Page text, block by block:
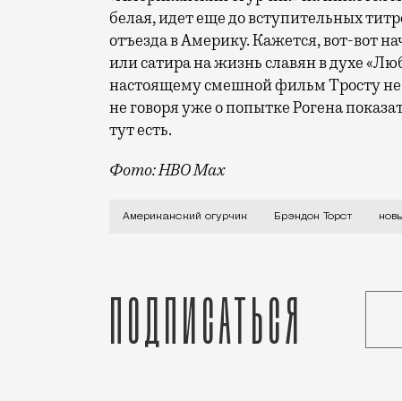
белая, идет еще до вступительных
отъезда в Америку. Кажется, вот-вот
или сатира на жизнь славян в духе
настоящему смешной фильм Тросту не
не говоря уже о попытке Рогена
тут есть.
Фото: HBO Max
Невозможно осознать абсурдность
Американский огурчик Брэндон Торст
Подписаться